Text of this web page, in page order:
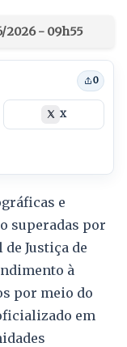
2026 - 09h55
0
X
e
superadas por
Justiça de
à
por meio do
em